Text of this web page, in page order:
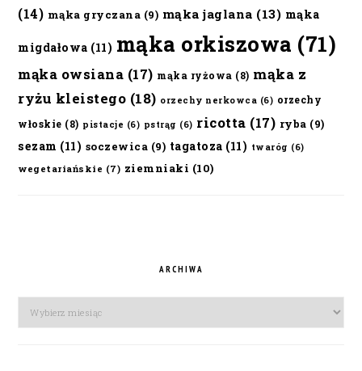
(14) mąka gryczana (9) mąka jaglana (13) mąka
migdałowa (11) mąka orkiszowa (71)
mąka owsiana (17) mąka ryżowa (8) mąka z
ryżu kleistego (18) orzechy nerkowca (6) orzechy
włoskie (8) pistacje (6) pstrąg (6) ricotta (17) ryba (9)
sezam (11) soczewica (9) tagatoza (11) twaróg (6)
wegetariańskie (7) ziemniaki (10)
ARCHIWA
Archiwa